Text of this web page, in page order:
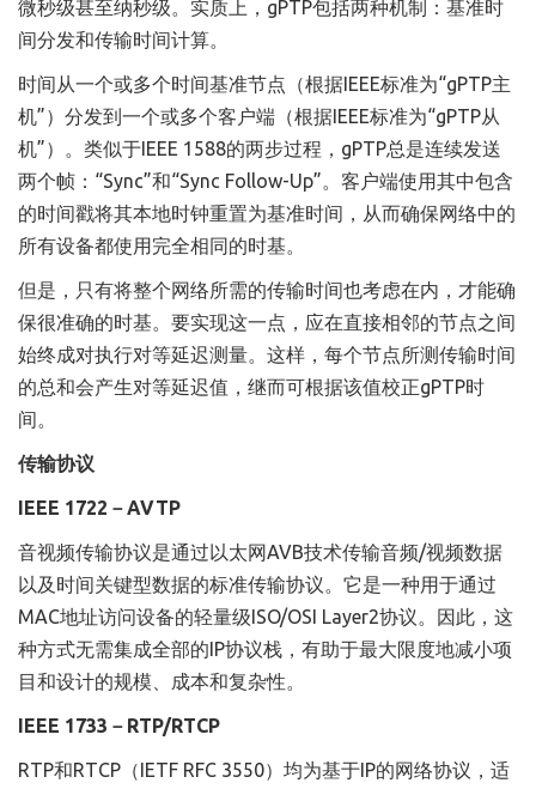
微秒级甚至纳秒级。实质上，gPTP包括两种机制：基准时
间分发和传输时间计算。
时间从一个或多个时间基准节点（根据IEEE标准为“gPTP主
机”）分发到一个或多个客户端（根据IEEE标准为“gPTP从
机”）。类似于IEEE 1588的两步过程，gPTP总是连续发送
两个帧：“Sync”和“Sync Follow-Up”。客户端使用其中包含
的时间戳将其本地时钟重置为基准时间，从而确保网络中的
所有设备都使用完全相同的时基。
但是，只有将整个网络所需的传输时间也考虑在内，才能确
保很准确的时基。要实现这一点，应在直接相邻的节点之间
始终成对执行对等延迟测量。这样，每个节点所测传输时间
的总和会产生对等延迟值，继而可根据该值校正gPTP时
间。
传输协议
IEEE 1722－AVTP
音视频传输协议是通过以太网AVB技术传输音频/视频数据
以及时间关键型数据的标准传输协议。它是一种用于通过
MAC地址访问设备的轻量级ISO/OSI Layer2协议。因此，这
种方式无需集成全部的IP协议栈，有助于最大限度地减小项
目和设计的规模、成本和复杂性。
IEEE 1733－RTP/RTCP
RTP和RTCP（IETF RFC 3550）均为基于IP的网络协议，适